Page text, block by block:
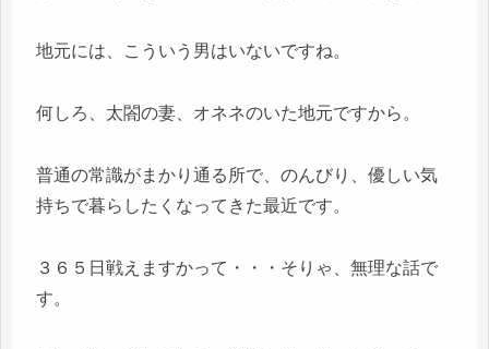
地元には、こういう男はいないですね。
何しろ、太閤の妻、オネネのいた地元ですから。
普通の常識がまかり通る所で、のんびり、優しい気
持ちで暮らしたくなってきた最近です。
３６５日戦えますかって・・・そりゃ、無理な話で
す。